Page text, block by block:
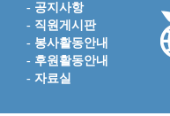
- 공지사항
- 직원게시판
- 봉사활동안내
- 후원활동안내
- 자료실